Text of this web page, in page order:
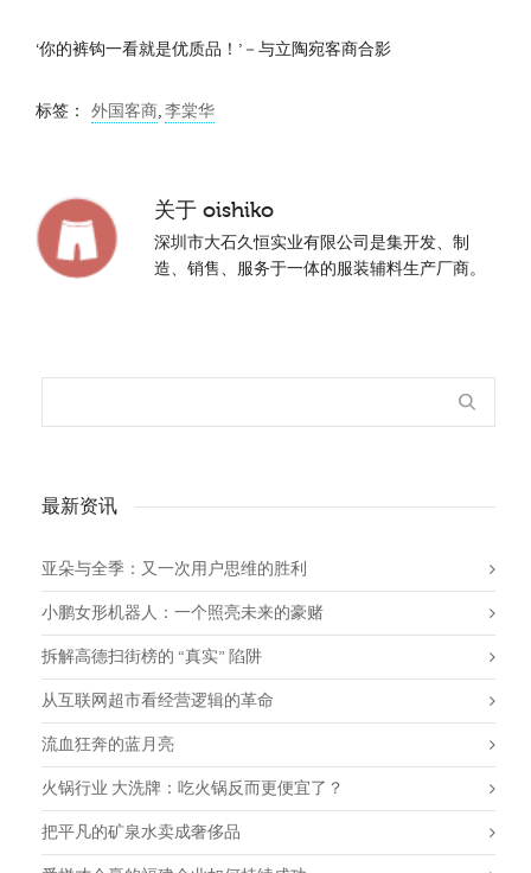
‘你的裤钩一看就是优质品！’－与立陶宛客商合影
标签： 外国客商,李棠华
关于 oishiko
深圳市大石久恒实业有限公司是集开发、制
造、销售、服务于一体的服装辅料生产厂商。
最新资讯
亚朵与全季：又一次用户思维的胜利
小鹏女形机器人：一个照亮未来的豪赌
拆解高德扫街榜的 “真实” 陷阱
从互联网超市看经营逻辑的革命
流血狂奔的蓝月亮
火锅行业 大洗牌：吃火锅反而更便宜了？
把平凡的矿泉水卖成奢侈品